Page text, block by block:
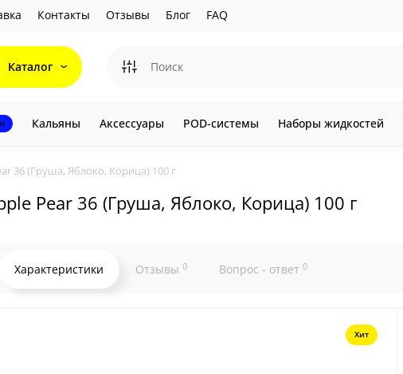
Контакты Отзывы Блог FAQ
Каталог
Кальяны Аксессуары POD-системы Наборы жидкостей
36 (Груша, Яблоко, Корица) 100 г
Pear 36 (Груша, Яблоко, Корица) 100 г
Характеристики Отзывы 0 Вопрос - ответ 0
Хит